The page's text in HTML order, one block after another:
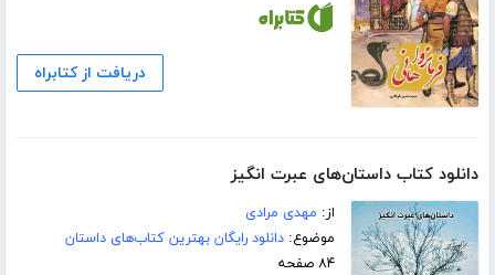
دریافت از کتابراه
دانلود کتاب داستان‌های عبرت انگیز
از: مهدی مرادی
موضوع:دانلود رایگان بهترین کتاب‌های داستان
۸۴ صفحه